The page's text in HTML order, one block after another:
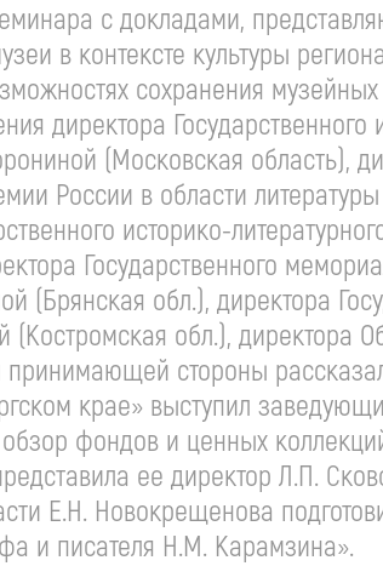
с докладами,
в контексте культуры
сохранения музейных
директора Государственного
(Московская область),
России в области литературы
историко-
Государственного
обл.), директора
обл.), директора
принимающей стороны
крае» выступил
фондов и ценных
ее директор Л.П.
Е.Н. Новокрещенова
и писателя Н.М. Карамзина».